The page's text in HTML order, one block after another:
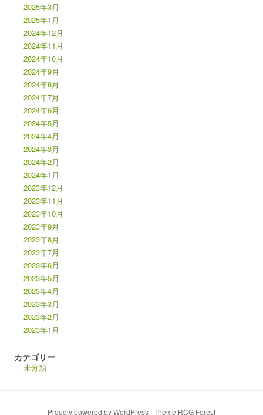
2025年3月
2025年1月
2024年12月
2024年11月
2024年10月
2024年9月
2024年8月
2024年7月
2024年6月
2024年5月
2024年4月
2024年3月
2024年2月
2024年1月
2023年12月
2023年11月
2023年10月
2023年9月
2023年8月
2023年7月
2023年6月
2023年5月
2023年4月
2023年3月
2023年2月
2023年1月
カテゴリー
未分類
Proudly powered by WordPress | Theme RCG Forest